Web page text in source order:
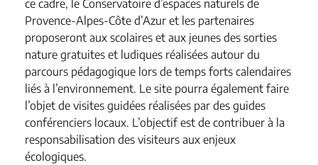
ce cadre, le Conservatoire d’espaces naturels de
Provence-Alpes-Côte d’Azur et les partenaires
proposeront aux scolaires et aux jeunes des sorties
nature gratuites et ludiques réalisées autour du
parcours pédagogique lors de temps forts calendaires
liés à l’environnement. Le site pourra également faire
l’objet de visites guidées réalisées par des guides
conférenciers locaux. L’objectif est de contribuer à la
responsabilisation des visiteurs aux enjeux
écologiques.